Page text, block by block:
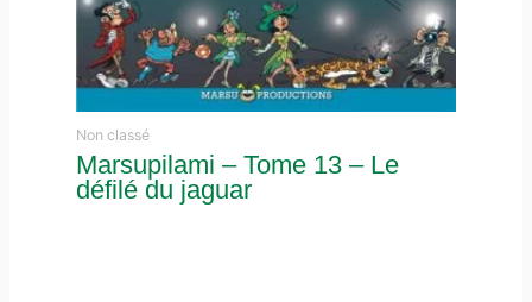
Non classé
Marsupilami – Tome 13 – Le
défilé du jaguar